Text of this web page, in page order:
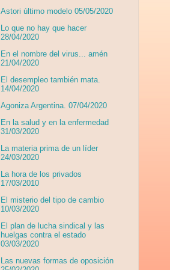
Astori último modelo 05/05/2020
Lo que no hay que hacer
28/04/2020
En el nombre del virus... amén
21/04/2020
El desempleo también mata.
14/04/2020
Agoniza Argentina. 07/04/2020
En la salud y en la enfermedad
31/03/2020
La materia prima de un líder
24/03/2020
La hora de los privados
17/03/2010
El misterio del tipo de cambio
10/03/2020
El plan de lucha sindical y las
huelgas contra el estado
03/03/2020
Las nuevas formas de oposición